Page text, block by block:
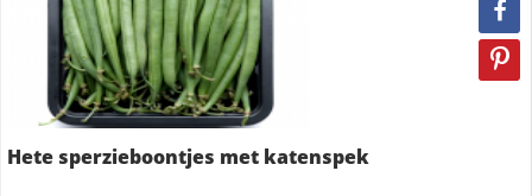
Hete sperzieboontjes met katenspek